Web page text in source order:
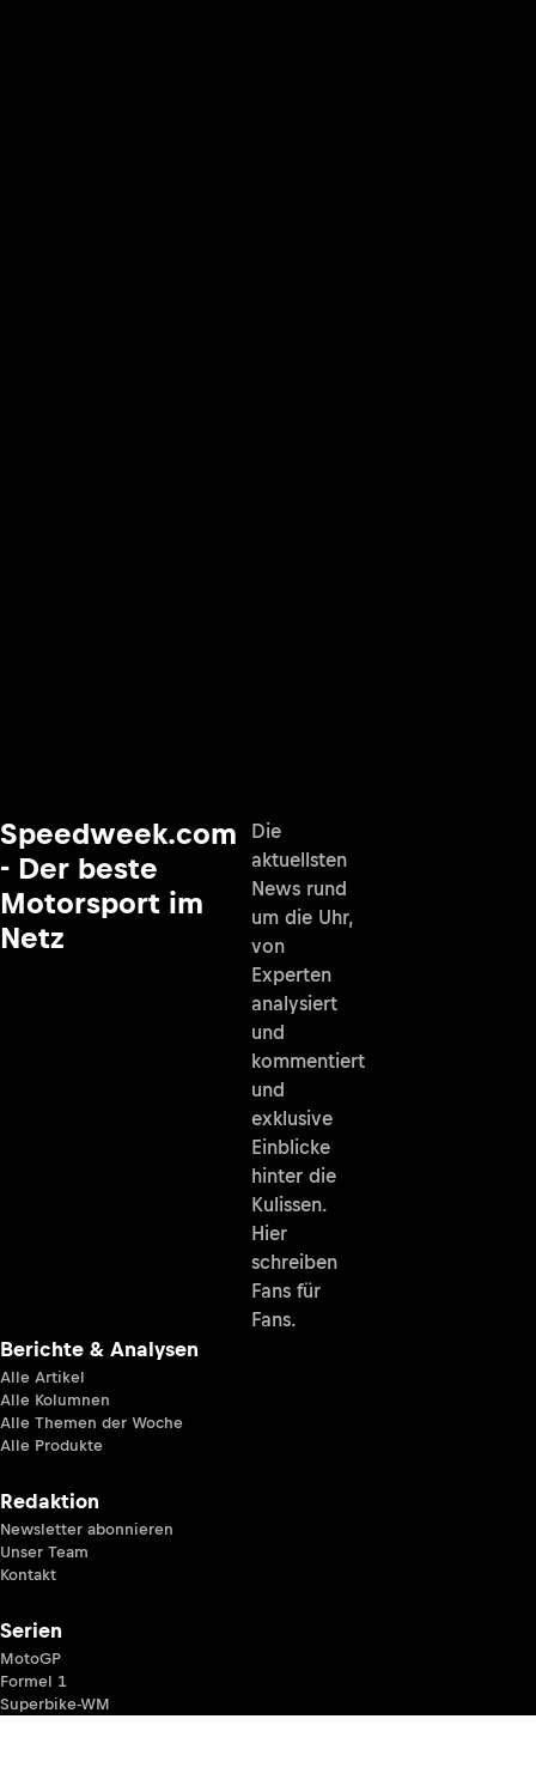
Speedweek.com
- Der beste
Motorsport im
Netz
Die
aktuellsten
News rund
um die Uhr,
von
Experten
analysiert
und
kommentiert
und
exklusive
Einblicke
hinter die
Kulissen.
Hier
schreiben
Fans für
Fans.
Berichte & Analysen
Alle Artikel
Alle Kolumnen
Alle Themen der Woche
Alle Produkte
Redaktion
Newsletter abonnieren
Unser Team
Kontakt
Serien
MotoGP
Formel 1
Superbike-WM